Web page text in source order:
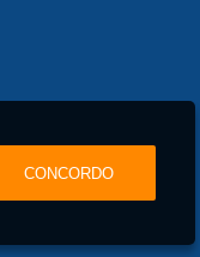
CONCORDO